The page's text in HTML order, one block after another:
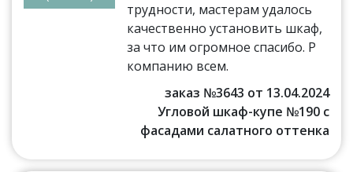
трудности, мастерам удалось
качественно установить шкаф,
за что им огромное спасибо. Р
компанию всем.
заказ №3643 от 13.04.2024
Угловой шкаф-купе №190 с
фасадами салатного оттенка